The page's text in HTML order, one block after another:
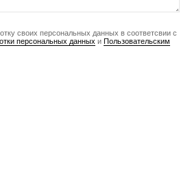
своих персональных данных в соответсвии с
персональных данных и Пользовательским